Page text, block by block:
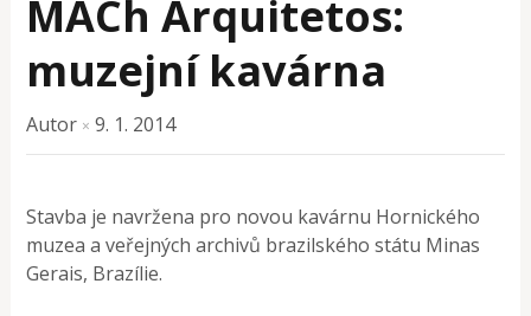
MACh Arquitetos:
muzejní kavárna
Autor × 9. 1. 2014
Stavba je navržena pro novou kavárnu Hornického
muzea a veřejných archivů brazilského státu Minas
Gerais, Brazílie.